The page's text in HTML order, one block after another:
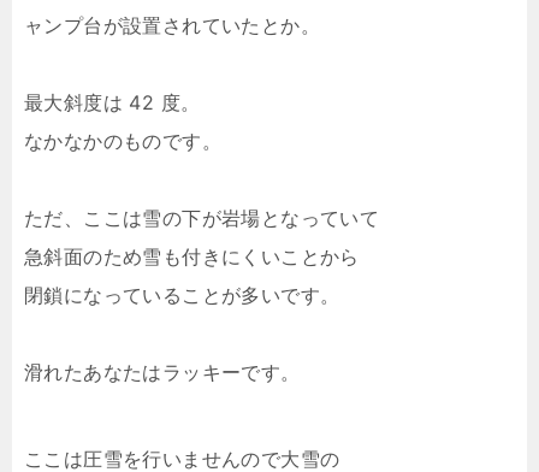
ャンプ台が設置されていたとか。
最大斜度は 42 度。
なかなかのものです。
ただ、ここは雪の下が岩場となっていて
急斜面のため雪も付きにくいことから
閉鎖になっていることが多いです。
滑れたあなたはラッキーです。
ここは圧雪を行いませんので大雪の